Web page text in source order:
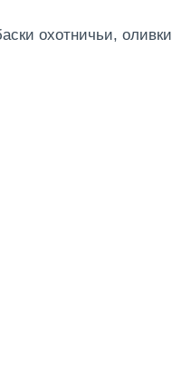
охотничьи, оливки